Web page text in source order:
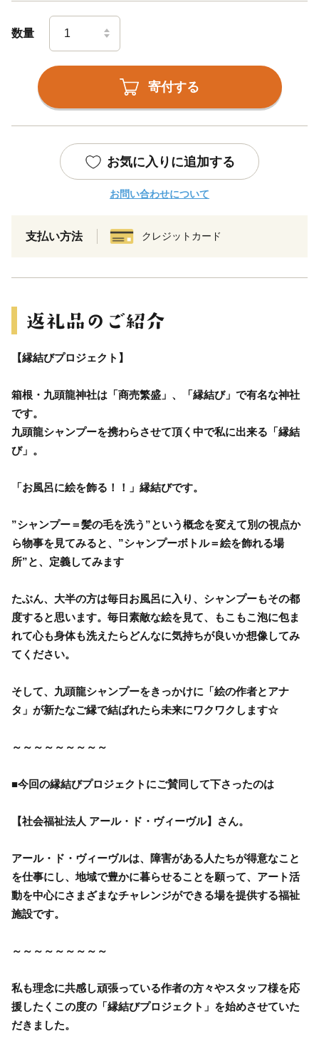
数量
寄付する
お気に入りに追加する
お問い合わせについて
支払い方法 クレジットカード
【縁結びプロジェクト】
箱根・九頭龍神社は「商売繁盛」、「縁結び」で有名な神社
です。
九頭龍シャンプーを携わらさせて頂く中で私に出来る「縁結
び」。
「お風呂に絵を飾る！！」縁結びです。
”シャンプー＝髪の毛を洗う”という概念を変えて別の視点か
ら物事を見てみると、”シャンプーボトル＝絵を飾れる場
所”と、定義してみます
たぶん、大半の方は毎日お風呂に入り、シャンプーもその都
度すると思います。毎日素敵な絵を見て、もこもこ泡に包ま
れて心も身体も洗えたらどんなに気持ちが良いか想像してみ
てください。
そして、九頭龍シャンプーをきっかけに「絵の作者とアナ
タ」が新たなご縁で結ばれたら未来にワクワクします☆
～～～～～～～～～
■今回の縁結びプロジェクトにご賛同して下さったのは
【社会福祉法人 アール・ド・ヴィーヴル】さん。
アール・ド・ヴィーヴルは、障害がある人たちが得意なこと
を仕事にし、地域で豊かに暮らせることを願って、アート活
動を中心にさまざまなチャレンジができる場を提供する福祉
施設です。
～～～～～～～～～
私も理念に共感し頑張っている作者の方々やスタッフ様を応
援したくこの度の「縁結びプロジェクト」を始めさせていた
だきました。